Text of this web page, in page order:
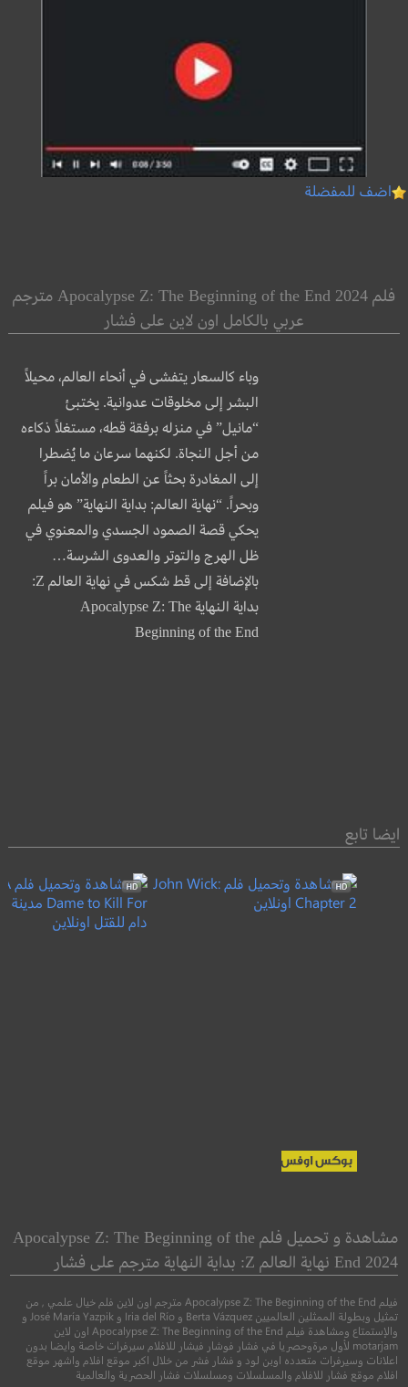
اضف للمفضلة
فلم Apocalypse Z: The Beginning of the End 2024 مترجم
عربي بالكامل اون لاين على فشار
وباء كالسعار يتفشى في أنحاء العالم، محيلاً
البشر إلى مخلوقات عدوانية. يختبئ
“مانيل” في منزله برفقة قطه، مستغلاً ذكاءه
من أجل النجاة. لكنهما سرعان ما يُضطرا
إلى المغادرة بحثاً عن الطعام والأمان براً
وبحراً. “نهاية العالم: بداية النهاية” هو فيلم
يحكي قصة الصمود الجسدي والمعنوي في
ظل الهرج والتوتر والعدوى الشرسة…
بالإضافة إلى قط شكس في نهاية العالم Z:
بداية النهاية Apocalypse Z: The
Beginning of the End
ايضا تابع
اكشن●جريمة ●اثارة
مدينة الخطيئة: دام
اكشن●جريمة●
مشاهدة و تحميل فلم Apocalypse Z: The Beginning of the
End 2024 نهاية العالم Z: بداية النهاية مترجم على فشار
فيلم Apocalypse Z: The Beginning of the End مترجم اون لاين فلم خيال علمي , من
تمثيل وبطولة الممثلين العالميين Berta Vázquez و Iria del Río و José María Yazpik و
والإستمتاع ومشاهدة فيلم Apocalypse Z: The Beginning of the End اون لاين
motarjam لأول مرةوحصريا في فشار فوشار فيشار للافلام سيرفرات خاصة وايضا بدون
اعلانات وسيرفرات متعدده اوبن لود و فشار فشر من خلال اكبر موقع افلام واشهر موقع
افلام موقع فشار للافلام والمسلسلات ومسلسلات فشار الحصرية والعالمية